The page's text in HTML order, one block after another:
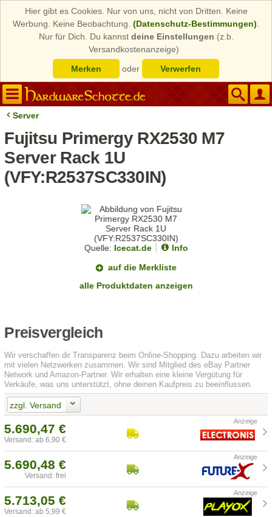
Hier gibt es Cookies. Nur von uns, nicht von Dritten. Keine
Werbung. Keine Beobachtung. (Datenschutz-Bestimmungen)
Nur für Dich. Du kannst deine Einstellungen (z.b.
Versandkostenanzeige)
Merken
oder Verwerfen
Server
Fujitsu Primergy RX2530 M7
Server Rack 1U
(VFY:R2537SC330IN)
Quelle: Icecat.de
Info
auf die Merkliste
alle Produktdaten anzeigen
Preisvergleich
Wir verschaffen dir Transparenz beim Online-Shopping. Dazu arbeiten wir
mit vielen Netzwerken zusammen. Wir sind Mitglied des eBay Partner
Network und Amazon-Partner. Wir erhalten eine kleine Vergütung für
Verkäufe, was uns unterstützt, ohne deinen Kaufpreis zu beeinflussen.
zzgl. Versand
5.690,47 €
Versand: ab 6,90 €
5.690,48 €
Versand: frei
5.713,05 €
Versand: ab 5,99 €